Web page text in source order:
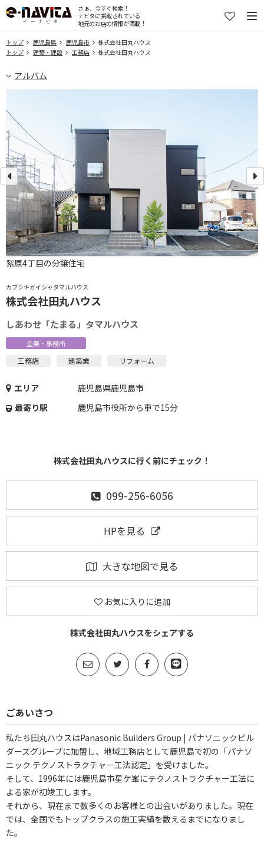
さぁ、今すぐ検索！
ナビタに掲載されている
地元のお店の情報が満載！
トップ 鹿児島県 鹿児島市
株式会社田丸ハウス
トップ
建築・建設 工務店 株式会社田丸ハウス
アルバム
カブシキガイシャタマルハウス
株式会社田丸ハウス
しあわせ「たまる」タマルハウス
企業・事務所
工務店 建築業 リフォーム
エリア
鹿児島県鹿児島市
最寄り駅
鹿児島市役所から車で15分
株式会社田丸ハウスに行く前にチェック！
099-256-6056
HPを見る
大きな地図で見る
お気に入りに追加
株式会社田丸ハウスをシェアする
紫原4丁目の分譲住宅
ごあいさつ
私たち田丸ハウスはPanasonic Builders Group | パナソニックビル
ダーズグループに加盟し、地域工務店として鹿児島で初の「パナソ
ニック テクノストラクチャー工法認定」を受けました。
そして、1996年には鹿児島市星ケ峯にテクノストラクチャー工法に
よる家が初竣工します。
それから、現在まで数多くのお客様との出会いがありました。現在
では、全国でもトップクラスの施工実績を数えるまでになりまし
た。